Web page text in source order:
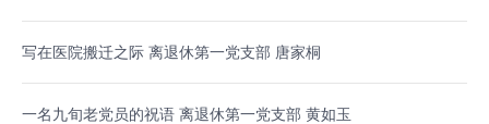
写在医院搬迁之际 离退休第一党支部 唐家桐
一名九旬老党员的祝语 离退休第一党支部 黄如玉